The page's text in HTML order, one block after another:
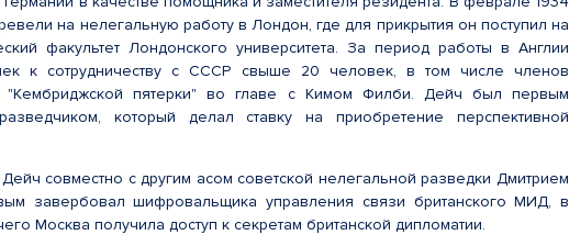
на нелегальную работу в Лондон, где для прикрытия он поступил на
факультет Лондонского университета. За период работы в Англии
к сотрудничеству с СССР свыше 20 человек, в том числе членов
"Кембриджской пятерки" во главе с Кимом Филби. Дейч был первым
который делал ставку на приобретение перспективной
совместно с другим асом советской нелегальной разведки Дмитрием
завербовал шифровальщика управления связи британского МИД, в
Москва получила доступ к секретам британской дипломатии.